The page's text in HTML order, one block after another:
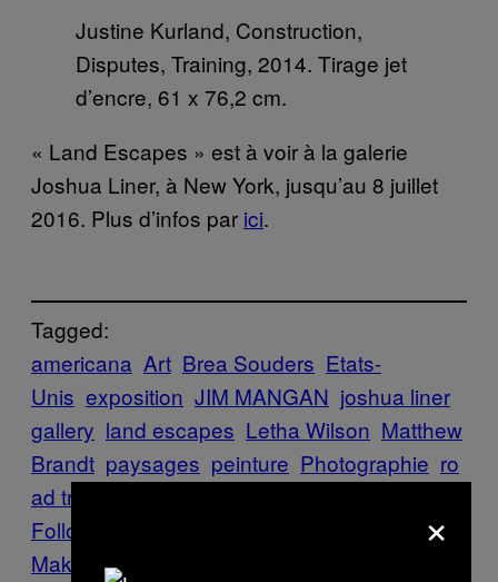
Justine Kurland, Construction,
Disputes, Training, 2014. Tirage jet
d’encre, 61 x 76,2 cm.
« Land Escapes » est à voir à la galerie
Joshua Liner, à New York, jusqu’au 8 juillet
2016. Plus d’infos par ici.
Tagged:
americana Art Brea Souders Etats-
Unis exposition JIM MANGAN joshua liner
gallery land escapes Letha Wilson Matthew
Brandt paysages peinture Photographie ro
ad trip
Follow Us On Discover
Make Us Preferred In Top Stories
×